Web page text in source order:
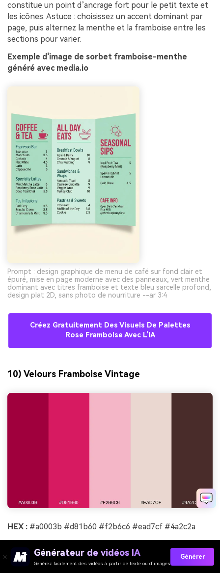
constitue un point d’ancrage fort pour le petit texte et
les icônes. Astuce : choisissez un accent dominant par
page, puis alternez la menthe et la framboise entre les
sections pour varier.
Exemple d'image de sorbet framboise-menthe
généré avec media.io
Prompt : design graphique de menu de café sur fond clair et
épuré, mise en page moderne avec des panneaux, vert menthe
dominant avec titres framboise et texte bleu sarcelle profond,
design plat 2D, sans photo de nourriture --ar 3:4
Créez Gratuitement Des Visuels De Palettes
Rose Framboise Avec L’IA
10) Velours Framboise Vintage
HEX : #a0003b #d81b60 #f2b6c6 #ead7cf #4a2c2a
Idéal pour :logo de boutique et étiquettes
Générateur de vidéos IA
Générez facilement des vidéos à partir de texte ou d’images
Générer